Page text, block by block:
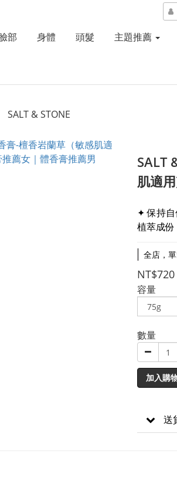
部 身體 頭髮 主題推薦
SALT & STONE
SALT
肌適
✦ 保持自
植萃成份
全店，
NT$720
容量
數量
加入購
送